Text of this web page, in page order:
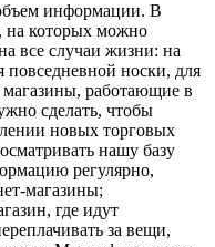
информации. В
на которых можно
все случаи жизни: на
повседневной носки, для
работающие в
сделать, чтобы
новых торговых
нашу базу
регулярно,
магазины;
где идут
за вещи,